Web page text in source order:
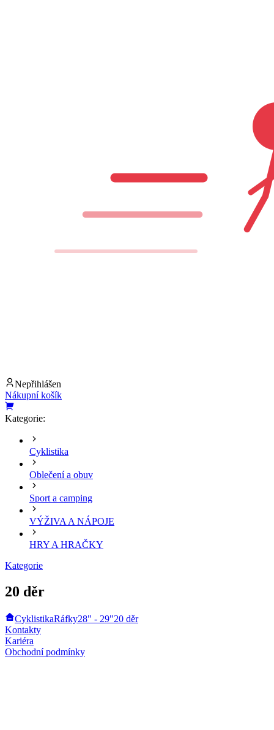
Nepřihlášen
Nákupní košík
Kategorie:
Cyklistika
Oblečení a obuv
Sport a camping
VÝŽIVA A NÁPOJE
HRY A HRAČKY
Kategorie
20 děr
CyklistikaRáfky28" - 29"20 děr
Kontakty
Kariéra
Obchodní podmínky